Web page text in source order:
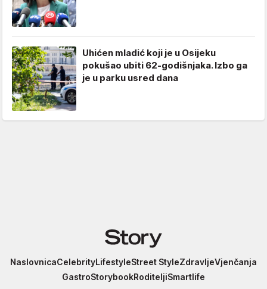
Uhićen mladić koji je u Osijeku
pokušao ubiti 62-godišnjaka. Izbo ga
je u parku usred dana
Story
NaslovnicaCelebrityLifestyleStreet StyleZdravljeVjenčanja
GastroStorybookRoditeljiSmartlife